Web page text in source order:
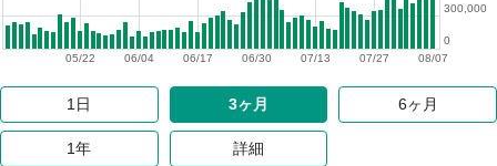
08/07
07/27
07/13
06/30
06/17
06/04
05/22
0
300,000
1日 3ヶ月 6ヶ月
1年 詳細